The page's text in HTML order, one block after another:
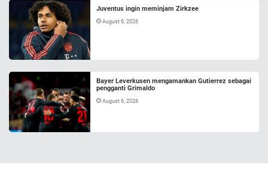
Juventus ingin meminjam Zirkzee
August 6, 2026
Bayer Leverkusen mengamankan Gutierrez sebagai
pengganti Grimaldo
August 6, 2026